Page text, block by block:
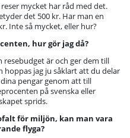
mycket har råd med det.
det 500 kr. Har man en
Inte så mycket, eller hur?
hur gör jag då?
resebudget är och ger dem till
hoppas jag ju såklart att du delar
pengar genom att till
på svenska eller
sprids.
för miljön, kan man vara
flyga?